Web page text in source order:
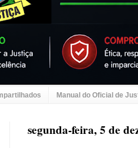
Manual do Oficial de
segunda-feira, 5 de